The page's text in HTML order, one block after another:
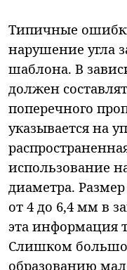
Типичные
нарушение угла
шаблона. В
должен
поперечного
указывается на
использование
диаметра.
от 4 до 6,4 мм в
эта информация
Слишком
образованию